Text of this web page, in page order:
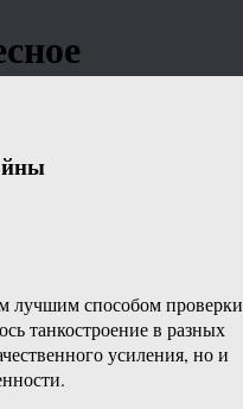
лучшим способом проверки
танкостроение в разных
усиления, но и